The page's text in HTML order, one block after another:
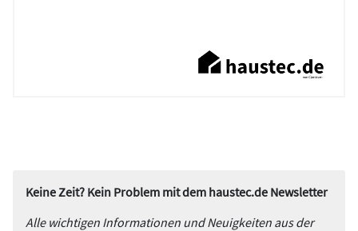
Keine Zeit? Kein Problem mit dem haustec.de Newsletter
Alle wichtigen Informationen und Neuigkeiten aus der